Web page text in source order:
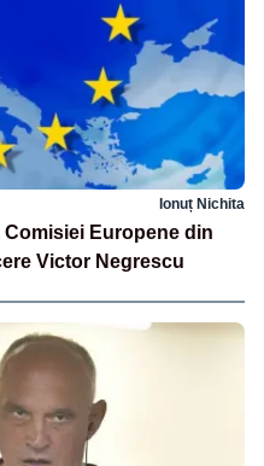
Ionuț Nichita
Europene din
Victor Negrescu